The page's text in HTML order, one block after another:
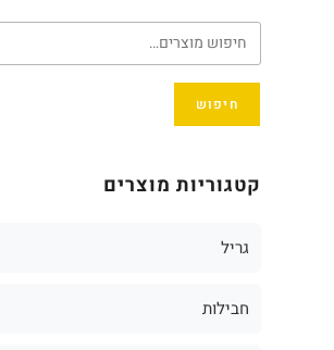
חיפוש
קטגוריות מוצרים
גריל
חבילות